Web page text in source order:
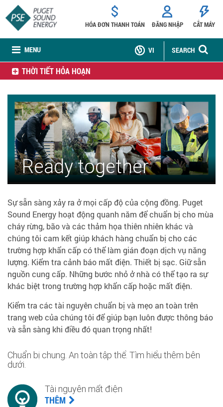
MENU
HÓA ĐƠN THANH TOÁN ĐĂNG NHẬP CẮT MÁY
SEARCH
VI
THỜI TIẾT HỎA HOẠN
Ready together
Sự sẵn sàng xảy ra ở mọi cấp độ của cộng đồng. Puget
Sound Energy hoạt động quanh năm để chuẩn bị cho mùa
cháy rừng, bão và các thảm họa thiên nhiên khác và
chúng tôi cam kết giúp khách hàng chuẩn bị cho các
trường hợp khẩn cấp có thể làm gián đoạn dịch vụ năng
lượng. Kiểm tra cảnh báo mất điện. Thiết bị sạc. Giữ sẵn
nguồn cung cấp. Những bước nhỏ ở nhà có thể tạo ra sự
khác biệt trong trường hợp khẩn cấp hoặc mất điện.
Kiểm tra các tài nguyên chuẩn bị và mẹo an toàn trên
trang web của chúng tôi để giúp bạn luôn được thông báo
và sẵn sàng khi điều đó quan trọng nhất!
Chuẩn bị chung. An toàn tập thể. Tìm hiểu thêm bên
dưới.
Tài nguyên mất điện
THÊM